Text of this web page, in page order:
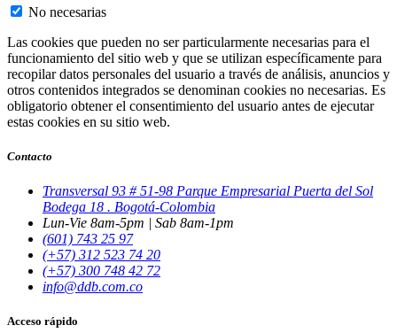
No necesarias
Las cookies que pueden no ser particularmente necesarias para el
funcionamiento del sitio web y que se utilizan específicamente para
recopilar datos personales del usuario a través de análisis, anuncios y
otros contenidos integrados se denominan cookies no necesarias. Es
obligatorio obtener el consentimiento del usuario antes de ejecutar
estas cookies en su sitio web.
Contacto
Transversal 93 # 51-98 Parque Empresarial Puerta del Sol
Bodega 18 . Bogotá-Colombia
Lun-Vie 8am-5pm | Sab 8am-1pm
(601) 743 25 97
(+57) 312 523 74 20
(+57) 300 748 42 72
info@ddb.com.co
Acceso rápido